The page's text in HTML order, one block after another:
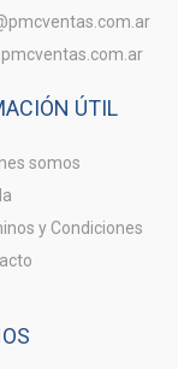
ÚTIL
somos
y Condiciones